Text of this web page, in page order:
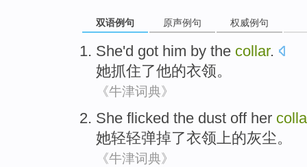
双语例句 原声例句 权威例句
She'd got him by the collar.
她抓住了他的衣领。
《牛津词典》
She flicked the dust off her
她轻轻弹掉了衣领 上的灰尘。
《牛津词典》